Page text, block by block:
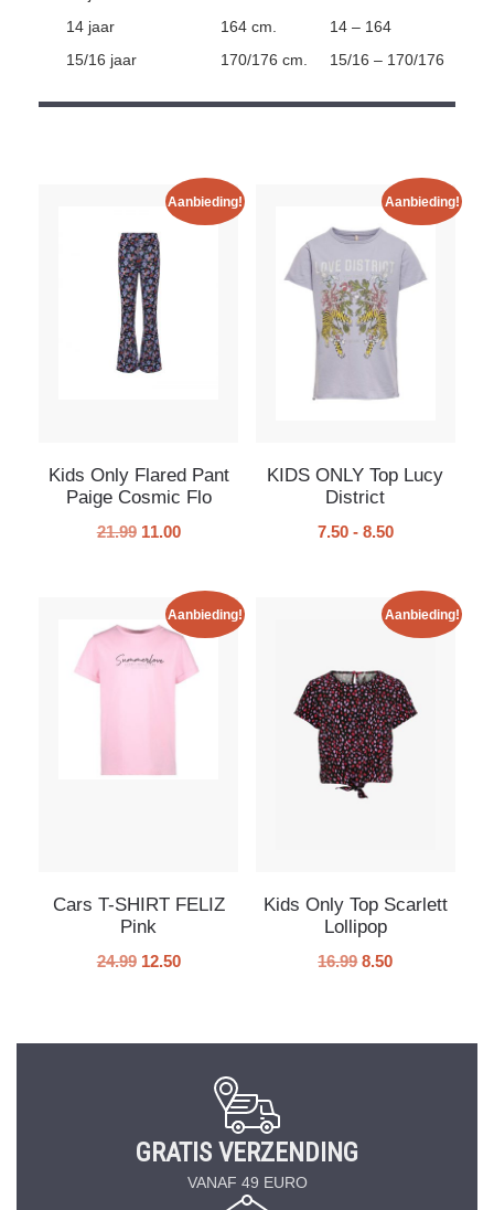
14 jaar
164 cm.
14 – 164
15/16 jaar
170/176 cm. 15/16 – 170/176
Aanbieding!
Kids Only Flared Pant
Paige Cosmic Flo
21.99 11.00
Aanbieding!
KIDS ONLY Top Lucy
District
7.50 - 8.50
Aanbieding!
Cars T-SHIRT FELIZ
Pink
24.99 12.50
Aanbieding!
Kids Only Top Scarlett
Lollipop
16.99 8.50
GRATIS VERZENDING
VANAF 49 EURO